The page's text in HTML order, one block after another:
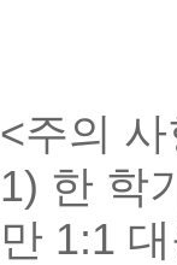
<주의 사
1) 한 학
만 1:1